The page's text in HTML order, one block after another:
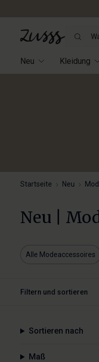
Was
Sie?
Neu Kleidung
Startseite Neu
Neu |
Alle Modeaccessoires
Filtern und sortieren
Sortieren nach
Maß